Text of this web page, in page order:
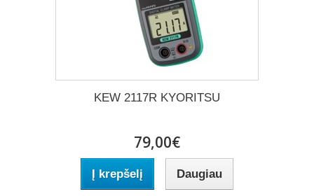
KEW 2117R KYORITSU
79,00€
Į krepšelį Daugiau